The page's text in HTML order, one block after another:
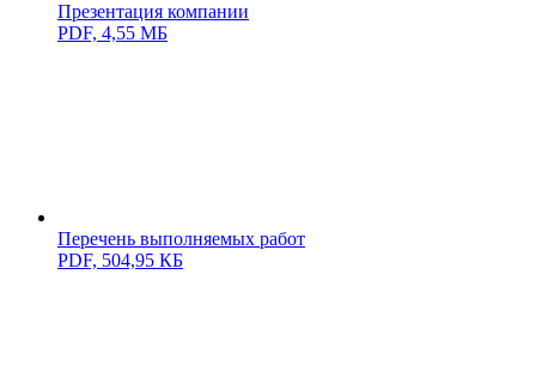
Презентация компании
PDF, 4,55 МБ
Перечень выполняемых работ
PDF, 504,95 КБ